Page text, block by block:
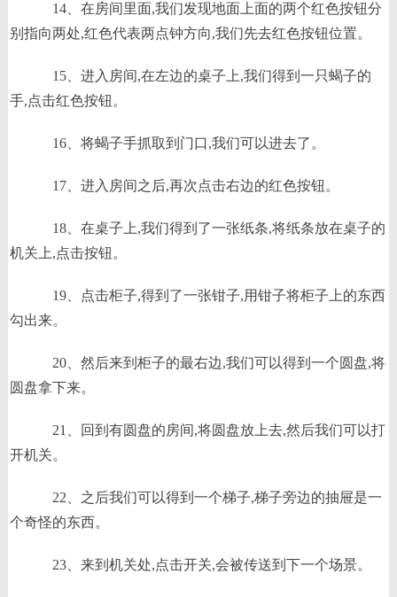
14、在房间里面,我们发现地面上面的两个红色按钮分
别指向两处,红色代表两点钟方向,我们先去红色按钮位置。
15、进入房间,在左边的桌子上,我们得到一只蝎子的
手,点击红色按钮。
16、将蝎子手抓取到门口,我们可以进去了。
17、进入房间之后,再次点击右边的红色按钮。
18、在桌子上,我们得到了一张纸条,将纸条放在桌子的
机关上,点击按钮。
19、点击柜子,得到了一张钳子,用钳子将柜子上的东西
勾出来。
20、然后来到柜子的最右边,我们可以得到一个圆盘,将
圆盘拿下来。
21、回到有圆盘的房间,将圆盘放上去,然后我们可以打
开机关。
22、之后我们可以得到一个梯子,梯子旁边的抽屉是一
个奇怪的东西。
23、来到机关处,点击开关,会被传送到下一个场景。